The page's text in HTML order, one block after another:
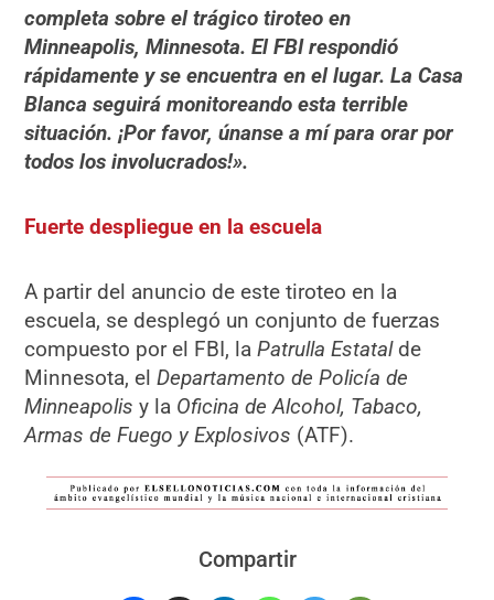
completa sobre el trágico tiroteo en
Minneapolis, Minnesota. El FBI respondió
rápidamente y se encuentra en el lugar. La Casa
Blanca seguirá monitoreando esta terrible
situación. ¡Por favor, únanse a mí para orar por
todos los involucrados!».
Fuerte despliegue en la escuela
A partir del anuncio de este tiroteo en la
escuela, se desplegó un conjunto de fuerzas
compuesto por el FBI, laPatrulla Estatalde
Minnesota, elDepartamento de Policía de
Minneapolis y la Oficina de Alcohol, Tabaco,
Armas de Fuego y Explosivos (ATF).
Compartir